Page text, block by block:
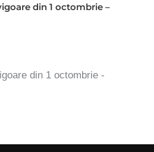
din 1 octombrie –
din 1 octombrie -